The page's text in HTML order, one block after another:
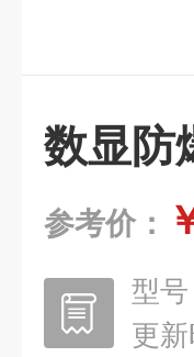
数显防
参考价：
型号
更新